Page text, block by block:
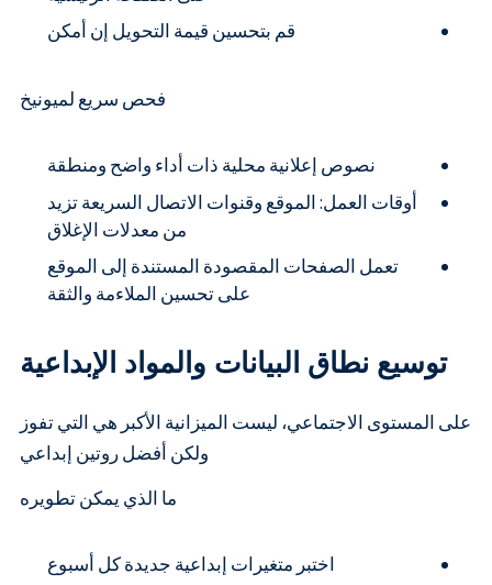
قم بتحسين قيمة التحويل إن أمكن
فحص سريع لميونيخ
نصوص إعلانية محلية ذات أداء واضح ومنطقة
أوقات العمل: الموقع وقنوات الاتصال السريعة تزيد
من معدلات الإغلاق
تعمل الصفحات المقصودة المستندة إلى الموقع
على تحسين الملاءمة والثقة
توسيع نطاق البيانات والمواد الإبداعية
على المستوى الاجتماعي، ليست الميزانية الأكبر هي التي تفوز
ولكن أفضل روتين إبداعي
ما الذي يمكن تطويره
اختبر متغيرات إبداعية جديدة كل أسبوع